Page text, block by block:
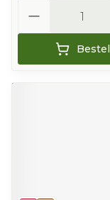
Bestel